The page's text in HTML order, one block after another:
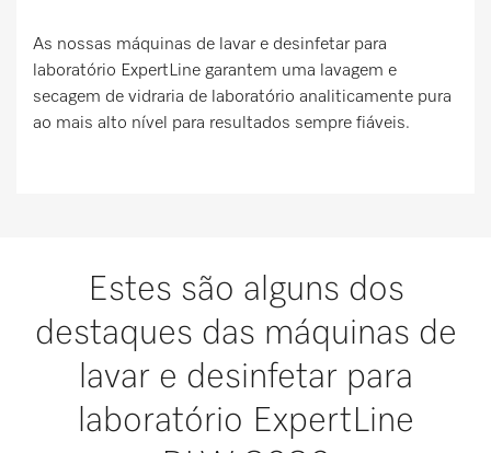
As nossas máquinas de lavar e desinfetar para
laboratório ExpertLine garantem uma lavagem e
secagem de vidraria de laboratório analiticamente pura
ao mais alto nível para resultados sempre fiáveis.
Estes são alguns dos
destaques das máquinas de
lavar e desinfetar para
laboratório ExpertLine